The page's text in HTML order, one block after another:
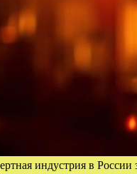
индустрия в России